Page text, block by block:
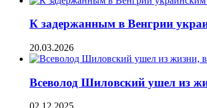
К задержанным в Венгрии
20.03.2026
Всеволод Шиловский ушел из